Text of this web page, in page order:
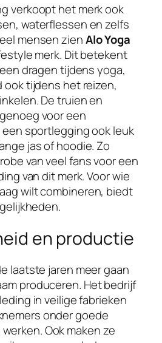
verkoopt het merk ook
waterflessen en zelfs
mensen zienAlo Yoga
merk. Dit betekent
dragen tijdens yoga,
ook tijdens het reizen,
De truien en
voor een
sportlegging ook leuk
jas of hoodie. Zo
van veel fans voor een
van dit merk. Voor wie
wilt combineren, biedt
en productie
laatste jaren meer gaan
produceren. Het bedrijf
in veilige fabrieken
onder goede
Ook maken ze